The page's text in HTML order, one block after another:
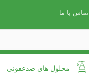
تماس با ما
محلول های ضدعفونی